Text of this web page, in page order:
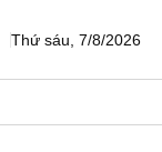
Thứ sáu, 7/8/2026